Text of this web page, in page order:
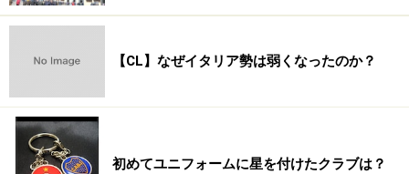
【CL】なぜイタリア勢は弱くなったのか？
初めてユニフォームに星を付けたクラブは？